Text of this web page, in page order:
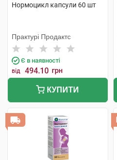
Нормоцикл капсули 60 шт
Практурі Продактс
Є в наявності
від 494.10 грн
КУПИТИ